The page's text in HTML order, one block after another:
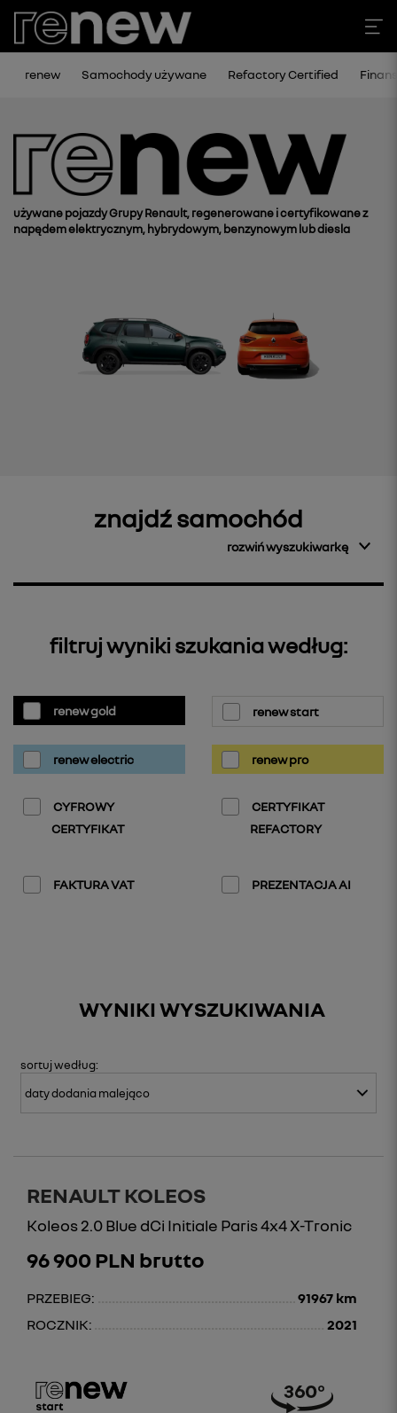
renew Samochody używane Refactory Certified
używane pojazdy Grupy Renault, regenerowane i certyfikowane z
napędem elektrycznym, hybrydowym, benzynowym lub diesla
znajdź samochód
rozwiń wyszukiwarkę
filtruj wyniki szukania według:
renew gold renew start
renew electric renew pro
CYFROWY
CERTYFIKAT
CERTYFIKAT
REFACTORY
FAKTURA VAT PREZENTACJA AI
WYNIKI WYSZUKIWANIA
sortujwedług:
RENAULT KOLEOS
Koleos 2.0 Blue dCi Initiale Paris 4x4 X-Tronic
96 900 PLN brutto
PRZEBIEG:
91967 km
ROCZNIK:
2021